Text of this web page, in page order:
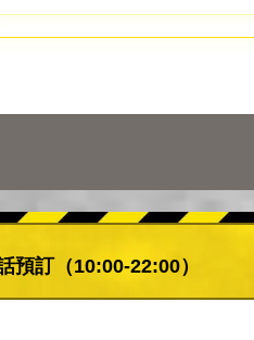
預訂（10:00-22:00）